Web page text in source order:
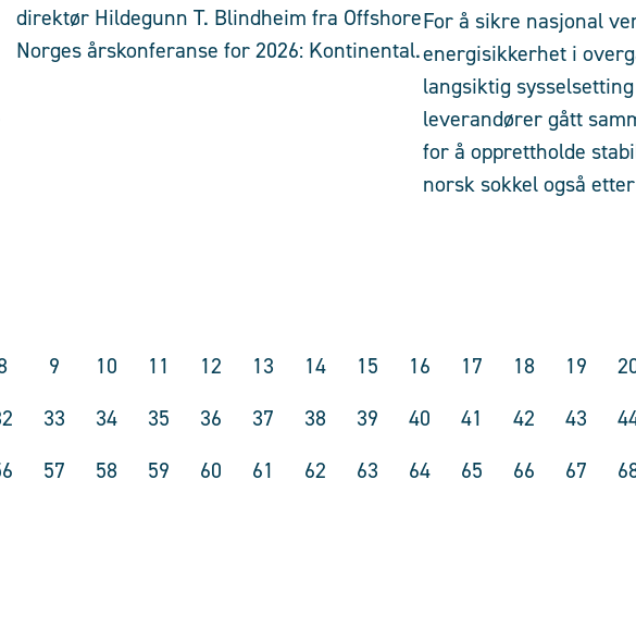
direktør Hildegunn T. Blindheim fra Offshore
Norges årskonferanse for 2026: Kontinental.
For å sikre nasjonal
energisikkerhet i
langsiktig
leverandører gått
for å opprettholde
norsk sokkel også
9 10 11 12 13 14 15 16 17 18 19
33 34 35 36 37 38 39 40 41 42 43
57 58 59 60 61 62 63 64 65 66 67